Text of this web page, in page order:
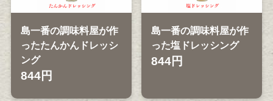
島一番の調味料屋が作
ったたんかんドレッシ
ング
844円
島一番の調味料屋が作
った塩ドレッシング
844円